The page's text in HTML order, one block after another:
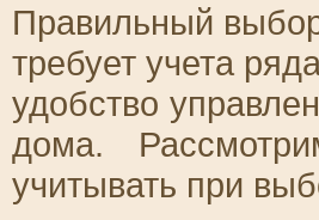
Правильный
требует учета
удобство
дома.
учитывать при